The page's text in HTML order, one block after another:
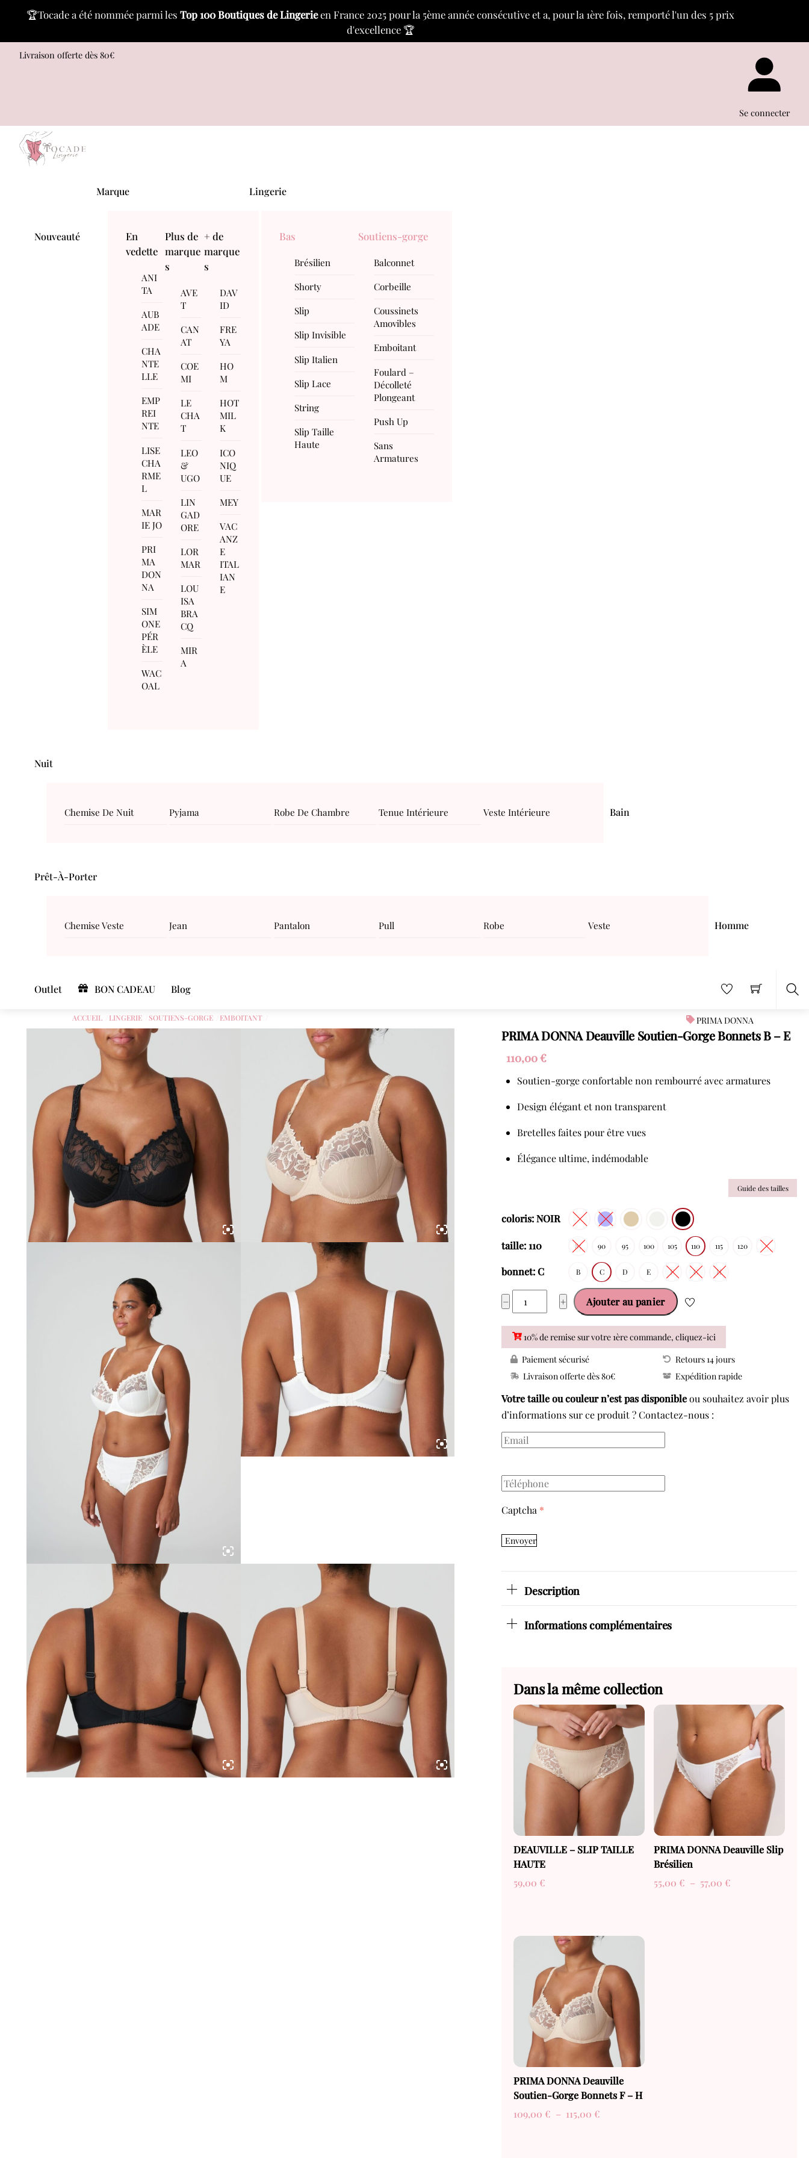
🏆Tocade a été nommée parmi les Top 100 Boutiques de Lingerieen France 2025 pour la 5ème année consécutive et a, pour la 1ère fois, remporté l'un des 5 prix
d'excellence 🏆
Livraison offerte dès 80€
Se connecter
Menu
Nouveauté
Marque
En
vedette
ANI
TA
AUB
ADE
CHA
NTE
LLE
EMP
REI
NTE
LISE
CHA
RME
L
MAR
IE JO
PRI
MA
DON
NA
SIM
ONE
PÉR
ÈLE
WAC
OAL
Plus de
marque
s
AVE
T
CAN
AT
COE
MI
LE
CHA
T
LEO
&
UGO
LIN
GAD
ORE
LOR
MAR
LOU
ISA
BRA
CQ
MIR
A
+ de
marque
s
DAV
ID
FRE
YA
HO
M
HOT
MIL
K
ICO
NIQ
UE
MEY
VAC
ANZ
E
ITAL
IAN
E
Lingerie
Bas
Brésilien
Shorty
Slip
Slip Invisible
Slip Italien
Slip Lace
String
Slip Taille
Haute
Soutiens-gorge
Balconnet
Corbeille
Coussinets
Amovibles
Emboitant
Foulard –
Décolleté
Plongeant
Push Up
Sans
Armatures
Nuit
Chemise De Nuit Pyjama Robe De Chambre Tenue Intérieure Veste Intérieure Bain
Prêt-À-Porter
Chemise Veste Jean Pantalon Pull Robe Veste Homme
Outlet BON CADEAU Blog
ACCUEIL LINGERIE SOUTIENS-GORGE EMBOITANT PRIMA DONNA
PRIMA DONNA Deauville Soutien-Gorge Bonnets B – E
110,00€
Soutien-gorge confortable non rembourré avec armatures
Design élégant et non transparent
Bretelles faites pour être vues
Élégance ultime, indémodable
Guide des tailles
coloris: NOIR
taille: 110 85 90 95 100 105 110 115 120
bonnet: C B C D E F G H
−
quantité
de
PRIMA
DONNA
Deauville
Soutien-
Gorge
Bonnets
-
+ Ajouter au panier
10% de remise sur votre 1ère commande, cliquez-ici
Paiement sécurisé
Livraison offerte dès 80€
Retours 14 jours
Expédition rapide
Votre taille ou couleur n’est pas disponibleou souhaitez avoir plus
d’informations sur ce produit ? Contactez-nous :
Captcha *
Envoyer
Description
Informations complémentaires
Dans la même collection
DEAUVILLE – SLIP TAILLE
HAUTE
59,00 €
PRIMA DONNA Deauville Slip
Brésilien
55,00 € – 57,00 €Plage
PRIMA DONNA Deauville
Soutien-Gorge Bonnets F – H
109,00 € – 115,00 €